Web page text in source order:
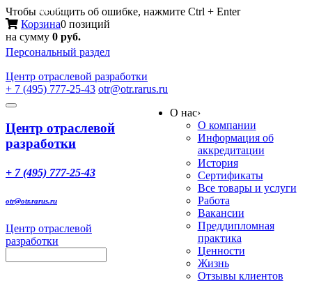
Чтобы сообщить об ошибке, нажмите Ctrl + Enter
Корзина0 позиций
на сумму 0 руб.
Персональный раздел
Центр отраслевой разработки
+ 7 (495) 777-25-43 otr@otr.rarus.ru
Toggle
Меню
Центр отраслевой
разработки
+ 7 (495) 777-25-43
otr@otr.rarus.ru
Центр отраслевой
разработки
О нас›
О компании
Информация об
аккредитации
История
Сертификаты
Все товары и услуги
Работа
Вакансии
Преддипломная
практика
Ценности
Жизнь
Отзывы клиентов